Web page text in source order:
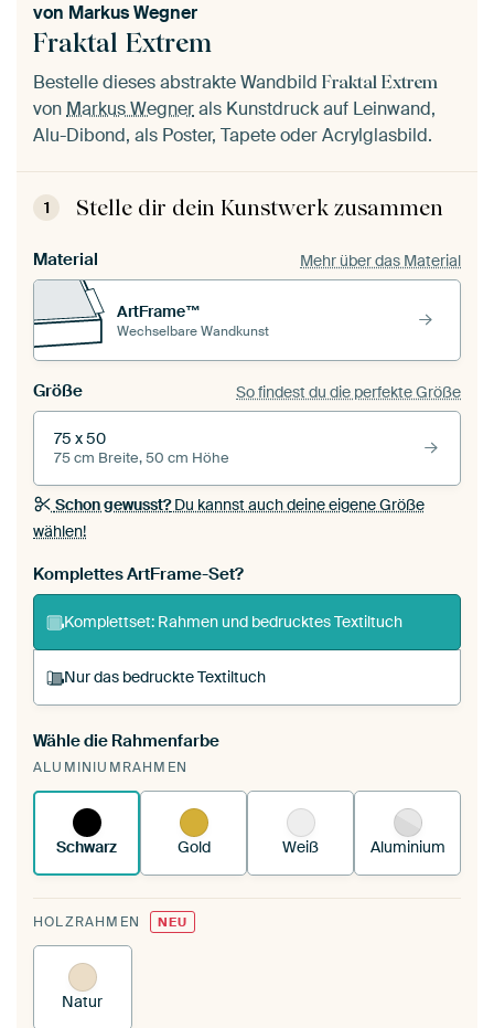
Fraktal Extrem
von Markus Wegner
Bestelle dieses abstrakte Wandbild Fraktal Extrem
vonMarkus Wegnerals Kunstdruck auf Leinwand,
Alu-Dibond, als Poster, Tapete oder Acrylglasbild.
1 Stelle dir dein Kunstwerk zusammen
Material Mehr über das Material
ArtFrame™
Wechselbare Wandkunst
Größe So findest du die perfekte Größe
75 x 50
75 cm Breite, 50 cm Höhe
Schon gewusst?Du kannst auch deine eigene Größe
wählen!
Komplettes ArtFrame-Set?
Komplettset: Rahmen und bedrucktes Textiltuch
Nur das bedruckte Textiltuch
Du spannst einen wechselbaren Textiltuch in
deinen vorhandenen ArtFrame™.
funktioniert es.
Wähle die Rahmenfarbe
ALUMINIUMRAHMEN
Schwarz Gold Weiß Aluminium
HOLZRAHMEN NEU
Natur